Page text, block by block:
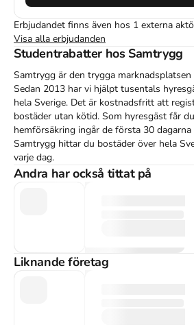
Erbjudandet finns även hos 1 externa
Visa alla erbjudanden
Studentrabatter hos Samtrygg
Samtrygg är den trygga
Sedan 2013 har vi hjälpt tusentals
hela Sverige. Det är kostnadsfritt att
bostäder utan kötid. Som hyresgäst får
hemförsäkring ingår de första 30
Samtrygg hittar du bostäder över hela
varje dag.
Andra har också tittat på
Liknande företag